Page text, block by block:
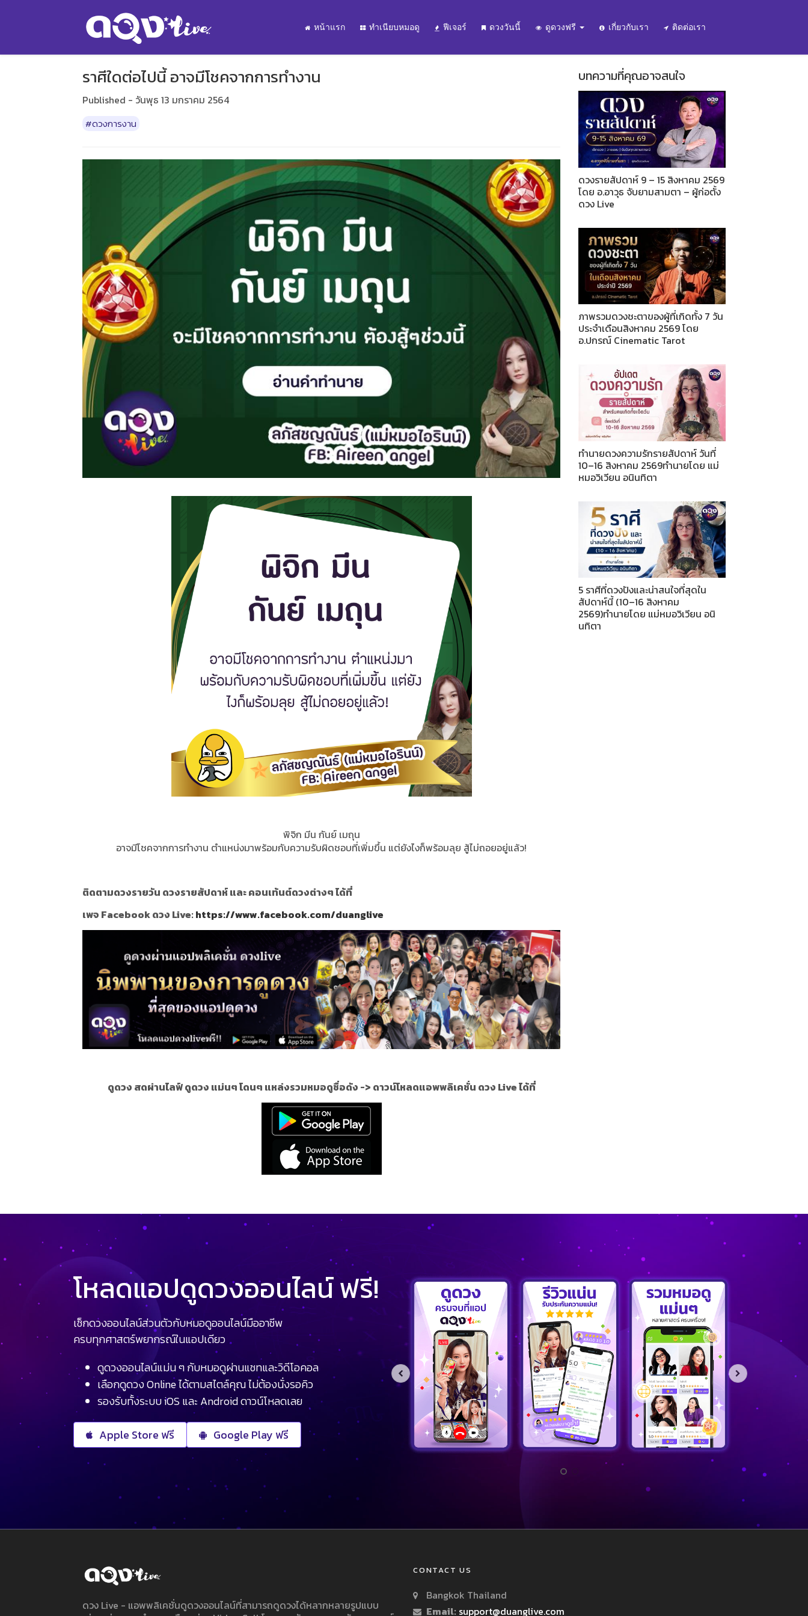
หน้าแรก ทำเนียบหมอดู ฟีเจอร์ ดวงวันนี้ ดูดวงฟรี เกี่ยวกับเรา ติดต่อเรา
ราศีใดต่อไปนี้ อาจมีโชคจากการทำงาน
Published - วันพุธ 13 มกราคม 2564
#ดวงการงาน
พิจิก มีน กันย์ เมถุน
อาจมีโชคจากการทำงาน ตำแหน่งมาพร้อมกับความรับผิดชอบที่เพิ่มขึ้น แต่ยังไงก็พร้อมลุย สู้ไม่ถอยอยู่แล้ว!
ติดตามดวงรายวัน ดวงรายสัปดาห์ และ คอนเท้นต์ดวงต่างๆ ได้ที่
เพจ Facebook ดวง Live:https://www.facebook.com/duanglive
ดูดวง สดผ่านไลฟ์ ดูดวง แม่นๆ โดนๆ แหล่งรวมหมอดูชื่อดัง -> ดาวน์โหลดแอพพลิเคชั่น ดวง Live ได้ที่
บทความที่คุณอาจสนใจ
ดวงรายสัปดาห์ 9 – 15 สิงหาคม 2569
โดย อ.อาวุธ จับยามสามตา – ผู้ก่อตั้ง
ดวง Live
ภาพรวมดวงชะตาของผู้ที่เกิดทั้ง 7 วัน
ประจำเดือนสิงหาคม 2569 โดย
อ.ปกรณ์ Cinematic Tarot
ทำนายดวงความรักรายสัปดาห์ วันที่
10–16 สิงหาคม 2569ทำนายโดย แม่
หมอวิเวียน อนินทิตา
5 ราศีที่ดวงปังและน่าสนใจที่สุดใน
สัปดาห์นี้ (10–16 สิงหาคม
2569)ทำนายโดย แม่หมอวิเวียน อนิ
นทิตา
โหลดแอปดูดวงออนไลน์ ฟรี!
เช็กดวงออนไลน์ส่วนตัวกับหมอดูออนไลน์มืออาชีพ
ครบทุกศาสตร์พยากรณ์ในแอปเดียว
ดูดวงออนไลน์แม่น ๆ กับหมอดูผ่านแชทและวิดีโอคอล
เลือกดูดวง Online ได้ตามสไตล์คุณ ไม่ต้องนั่งรอคิว
รองรับทั้งระบบ iOS และ Android ดาวน์โหลดเลย
Apple Store ฟรี Google Play ฟรี
ดวง Live - แอพพลิเคชั่นดูดวงออนไลน์ที่สามารถดูดวงได้หลากหลายรูปแบบ
CONTACT US
Bangkok Thailand
Email: support@duanglive.com